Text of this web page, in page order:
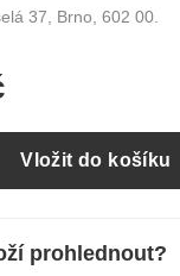
37, Brno, 602 00.
Vložit do košíku
prohlednout?